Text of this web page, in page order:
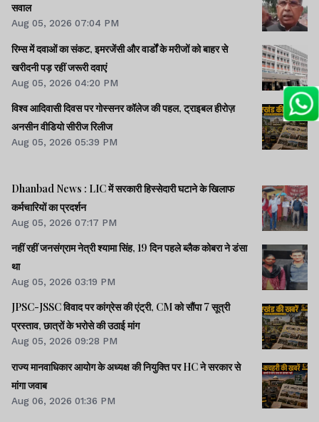
सवाल
Aug 05, 2026 07:04 PM
रिम्स में दवाओं का संकट, इमरजेंसी और वार्डों के मरीजों को बाहर से
खरीदनी पड़ रहीं जरूरी दवाएं
Aug 05, 2026 04:20 PM
विश्व आदिवासी दिवस पर गोस्सनर कॉलेज की पहल, ट्राइबल हीरोज़
अनसीन वीडियो सीरीज रिलीज
Aug 05, 2026 05:39 PM
Dhanbad News : LIC में सरकारी हिस्सेदारी घटाने के खिलाफ
कर्मचारियों का प्रदर्शन
Aug 05, 2026 07:17 PM
नहीं रहीं जनसंग्राम नेत्री श्‍यामा सिंह, 19 दिन पहले ब्‍लैक कोबरा ने डंसा
था
Aug 05, 2026 03:19 PM
JPSC-JSSC विवाद पर कांग्रेस की एंट्री, CM को सौंपा 7 सूत्री
प्रस्ताव, छात्रों के भरोसे की उठाई मांग
Aug 05, 2026 09:28 PM
राज्य मानवाधिकार आयोग के अध्यक्ष की नियुक्ति पर HC ने सरकार से
मांगा जवाब
Aug 06, 2026 01:36 PM